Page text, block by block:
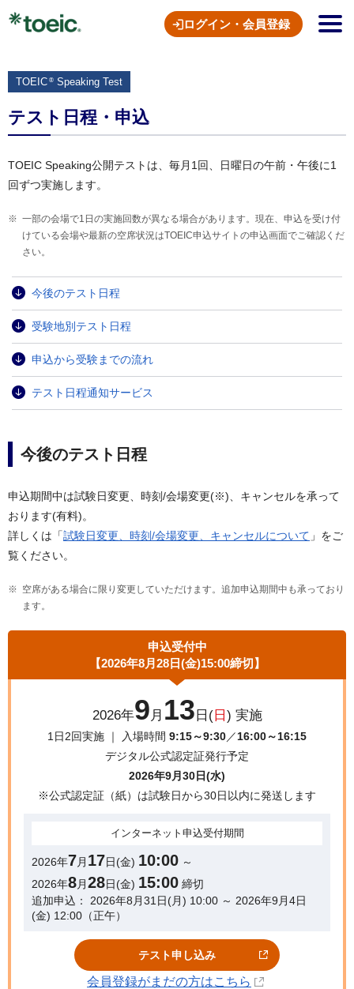
ログイン・会員登録
TOEIC ® Speaking Test
テスト日程・申込
TOEIC Speaking公開テストは、毎月1回、日曜日の午前・午後に1
回ずつ実施します。
一部の会場で1日の実施回数が異なる場合があります。現在、申込を受け付
けている会場や最新の空席状況はTOEIC申込サイトの申込画面でご確認くだ
さい。
今後のテスト日程
受験地別テスト日程
申込から受験までの流れ
テスト日程通知サービス
今後のテスト日程
申込期間中は試験日変更、時刻/会場変更(※)、キャンセルを承って
おります(有料)。
詳しくは「試験日変更、時刻/会場変更、キャンセルについて 」をご
覧ください。
空席がある場合に限り変更していただけます。追加申込期間中も承っており
ます。
申込受付中
【2026年8月28日(金)15:00締切】
2026年9 月 13 日(日 ) 実施
1日2回実施 ｜ 入場時間 9:15～9:30／16:00～16:15
デジタル公式認定証発行予定
2026年9月30日(水)
※公式認定証（紙）は試験日から30日以内に発送します
テスト申し込み
会員登録がまだの方はこちら
インターネット 申込受付期間
2026年7月 17日(金) 10:00 ～
2026年8月28日(金) 15:00 締切
追加申込： 2026年8月31日(月) 10:00 ～ 2026年9月4日
(金) 12:00（正午）